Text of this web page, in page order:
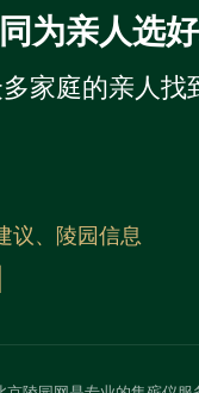
为亲人选
家庭的亲人找
议、陵园信息